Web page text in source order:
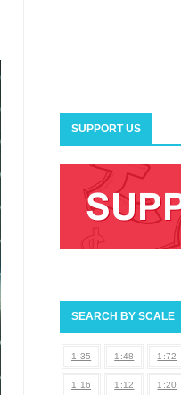
SUPPORT US
SEARCH BY SCALE
1:35 1:48 1:72
1:16 1:12 1:20